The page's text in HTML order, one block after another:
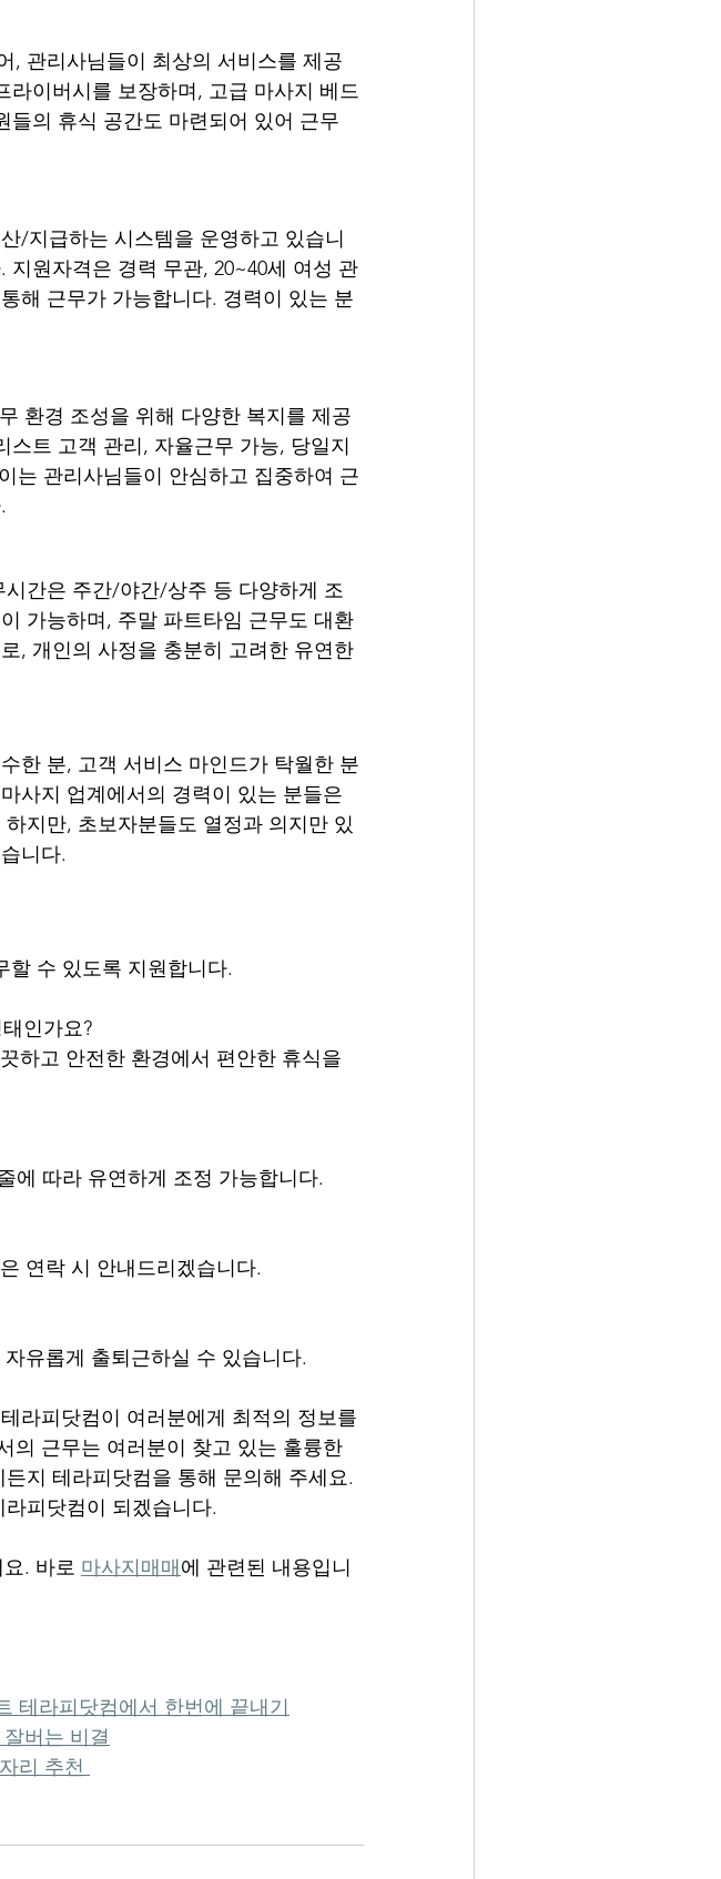
, 관리사님들이 최상의 서비스를 제공
이버시를 보장하며, 고급 마사지 베드
들의 휴식 공간도 마련되어 있어 근무
/지급하는 시스템을 운영하고 있습니
원자격은 경력 무관, 20~40세 여성 관
해 근무가 가능합니다. 경력이 있는 분
환경 조성을 위해 다양한 복지를 제공
트 고객 관리, 자율근무 가능, 당일지
는 관리사님들이 안심하고 집중하여 근
시간은 주간/야간/상주 등 다양하게 조
가능하며, 주말 파트타임 근무도 대환
, 개인의 사정을 충분히 고려한 유연한
한 분, 고객 서비스 마인드가 탁월한 분
사지 업계에서의 경력이 있는 분들은
지만, 초보자분들도 열정과 의지만 있
니다.
할 수 있도록 지원합니다.
인가요?
하고 안전한 환경에서 편안한 휴식을
에 따라 유연하게 조정 가능합니다.
연락 시 안내드리겠습니다.
유롭게 출퇴근하실 수 있습니다.
라피닷컴이 여러분에게 최적의 정보를
의 근무는 여러분이 찾고 있는 훌륭한
지 테라피닷컴을 통해 문의해 주세요.
피닷컴이 되겠습니다.
. 바로 마사지매매에 관련된 내용입니
테라피닷컴에서 한번에 끝내기
버는 비결
리 추천